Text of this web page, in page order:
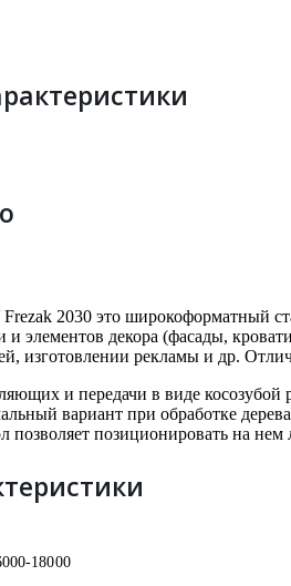
2030 это широкоформатный
и элементов декора (фасады,
изготовлении рекламы и др.
и передачи в виде
вариант при обработке
позволяет позиционировать на
18000